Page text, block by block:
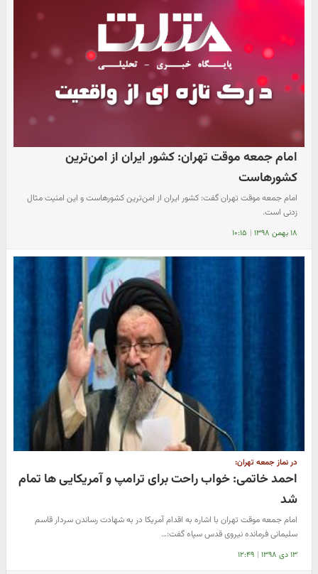
امام جمعه موقت تهران: کشور ایران از امن‌ترین
کشورهاست
امام جمعه موقت تهران گفت: کشور ایران از امن‌ترین کشورهاست و این امنیت مثال
زدنی است.
۱۸ بهمن ۱۳۹۸ | ۱۰:۱۵
در نماز جمعه تهران:
احمد خاتمی: خواب راحت برای ترامپ و آمریکایی ها تمام
شد
امام جمعه موقت تهران با اشاره به اقدام آمریکا در به شهادت رساندن سردار قاسم
سلیمانی فرمانده نیروی قدس سپاه گفت:…
۱۳ دی ۱۳۹۸ | ۱۲:۴۹